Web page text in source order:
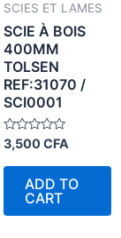
SCIES ET LAMES
SCIE À BOIS
400MM
TOLSEN
REF:31070 /
SCI0001
Rated
0
out
3,500CFA
ADD TO
CART